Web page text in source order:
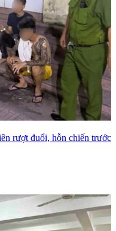
rượt đuổi, hỗn chiến trước